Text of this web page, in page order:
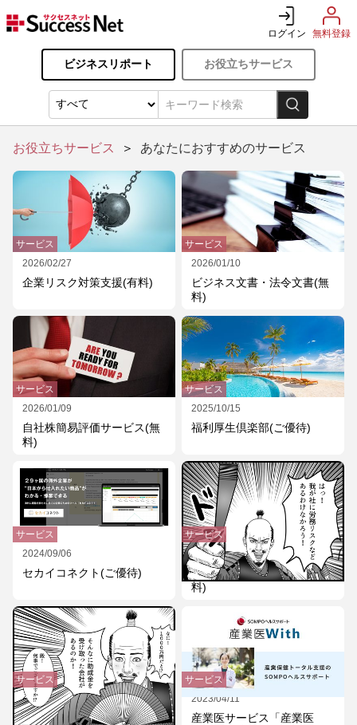
ログイン 無料登録
ビジネスリポート お役立ちサービス
お役立ちサービス ＞ あなたにおすすめのサービス
サービス
2026/02/27
企業リスク対策支援(有料)
サービス
2026/01/10
ビジネス文書・法令文書(無
料)
サービス
2026/01/09
自社株簡易評価サービス(無
料)
サービス
2025/10/15
福利厚生倶楽部(ご優待)
サービス
2024/09/06
セカイコネクト(ご優待)
サービス
2024/02/16
労務リスク診断サービス(無
料)
サービス
2024/02/16
助成金受給可能性診断サー
サービス
2023/04/11
産業医サービス「産業医